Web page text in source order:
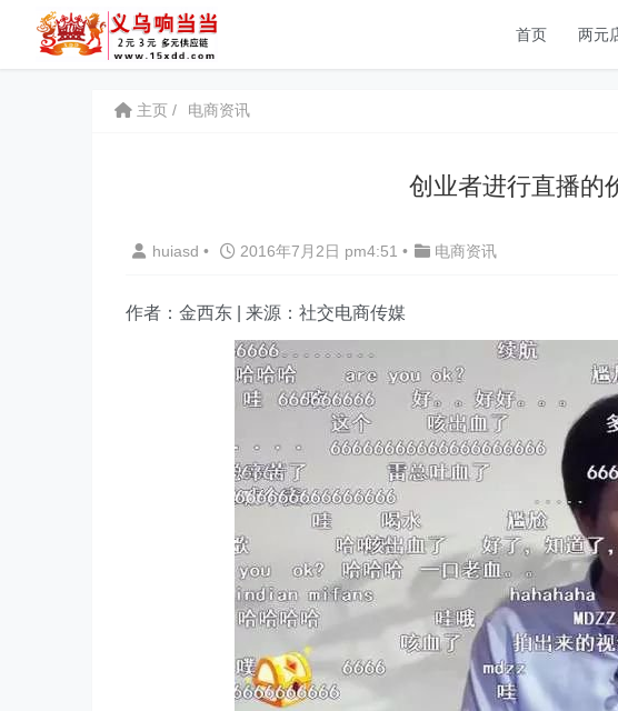
首页 两元
主页 电商资讯
创业者进行直播的
huiasd • 2016年7月2日 pm4:51 • 电商资讯
作者：金西东 | 来源：社交电商传媒